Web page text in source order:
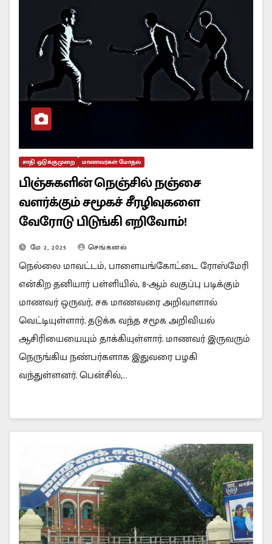
சாதி ஒடுக்குமுறை மாணவர்கள் மோதல்
பிஞ்சுகளின் நெஞ்சில் நஞ்சை
வளர்க்கும் சமூகச் சீரழிவுகளை
வேரோடு பிடுங்கி எறிவோம்!
மே 2, 2025 செங்கனல்
நெல்லை மாவட்டம், பாளையங்கோட்டை ரோஸ்மேரி
என்கிற தனியார் பள்ளியில், 8-ஆம் வகுப்பு படிக்கும்
மாணவர் ஒருவர், சக மாணவரை அறிவாளால்
வெட்டியுள்ளார். தடுக்க வந்த சமூக அறிவியல்
ஆசிரியையையும் தாக்கியுள்ளார். மாணவர் இருவரும்
நெருங்கிய நண்பர்களாக இதுவரை பழகி
வந்துள்ளனர். பென்சில்,…